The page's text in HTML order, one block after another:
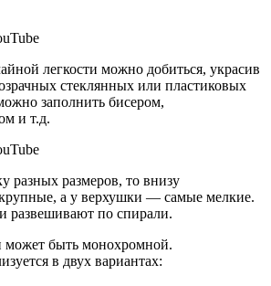
легкости можно добиться, украсив
стеклянных или пластиковых
заполнить бисером,
и т.д.
разных размеров, то внизу
а у верхушки — самые мелкие.
развешивают по спирали.
может быть монохромной.
в двух вариантах: